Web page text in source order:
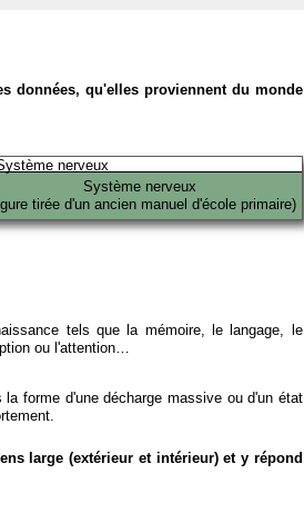
données, qu'elles proviennent du monde
Système nerveux
tirée d'un ancien manuel d'école primaire)
tels que la mémoire, le langage, le
ou l'attention…
forme d'une décharge massive ou d'un état
large (extérieur et intérieur) et y répond